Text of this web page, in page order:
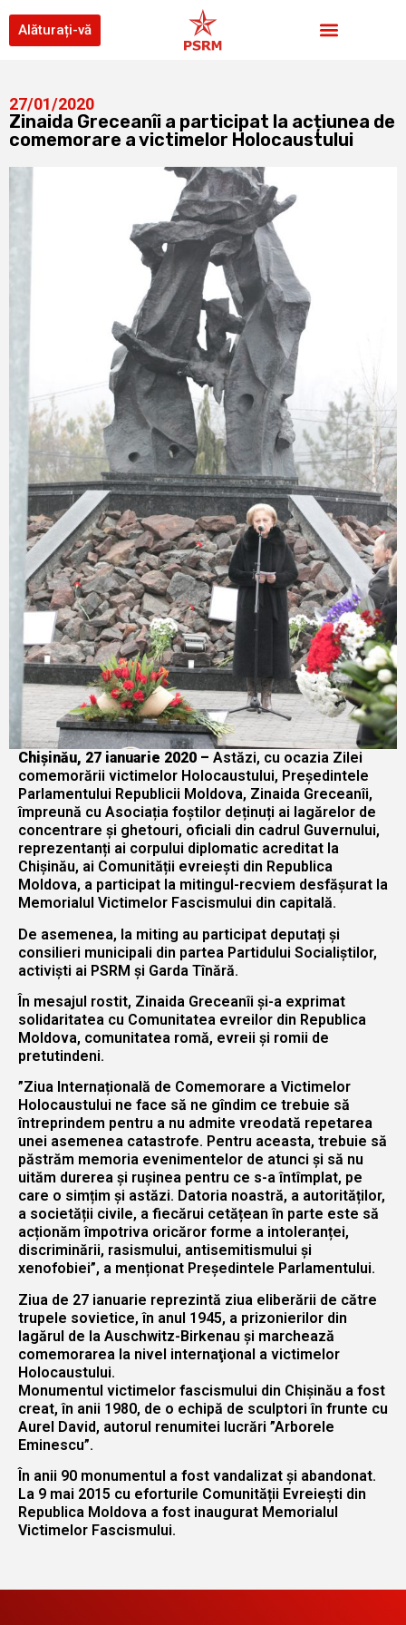
Alăturați-vă
27/01/2020
Zinaida Greceanîi a participat la acțiunea de
comemorare a victimelor Holocaustului
Chișinău, 27 ianuarie 2020 – Astăzi, cu ocazia Zilei
comemorării victimelor Holocaustului, Președintele
Parlamentului Republicii Moldova, Zinaida Greceanîi,
împreună cu Asociația foștilor deținuți ai lagărelor de
concentrare și ghetouri, oficiali din cadrul Guvernului,
reprezentanți ai corpului diplomatic acreditat la
Chișinău, ai Comunității evreiești din Republica
Moldova, a participat la mitingul-recviem desfășurat la
Memorialul Victimelor Fascismului din capitală.
De asemenea, la miting au participat deputați și
consilieri municipali din partea Partidului Socialiștilor,
activiști ai PSRM și Garda Tînără.
În mesajul rostit, Zinaida Greceanîi și-a exprimat
solidaritatea cu Comunitatea evreilor din Republica
Moldova, comunitatea romă, evreii și romii de
pretutindeni.
”Ziua Internațională de Comemorare a Victimelor
Holocaustului ne face să ne gîndim ce trebuie să
întreprindem pentru a nu admite vreodată repetarea
unei asemenea catastrofe. Pentru aceasta, trebuie să
păstrăm memoria evenimentelor de atunci și să nu
uităm durerea și rușinea pentru ce s-a întîmplat, pe
care o simțim și astăzi. Datoria noastră, a autorităților,
a societății civile, a fiecărui cetățean în parte este să
acționăm împotriva oricăror forme a intoleranței,
discriminării, rasismului, antisemitismului și
xenofobiei”, a menționat Președintele Parlamentului.
Ziua de 27 ianuarie reprezintă ziua eliberării de către
trupele sovietice, în anul 1945, a prizonierilor din
lagărul de la Auschwitz-Birkenau şi marchează
comemorarea la nivel internaţional a victimelor
Holocaustului.
Monumentul victimelor fascismului din Chișinău a fost
creat, în anii 1980, de o echipă de sculptori în frunte cu
Aurel David, autorul renumitei lucrări ”Arborele
Eminescu”.
În anii 90 monumentul a fost vandalizat şi abandonat.
La 9 mai 2015 cu eforturile Comunității Evreiești din
Republica Moldova a fost inaugurat Memorialul
Victimelor Fascismului.